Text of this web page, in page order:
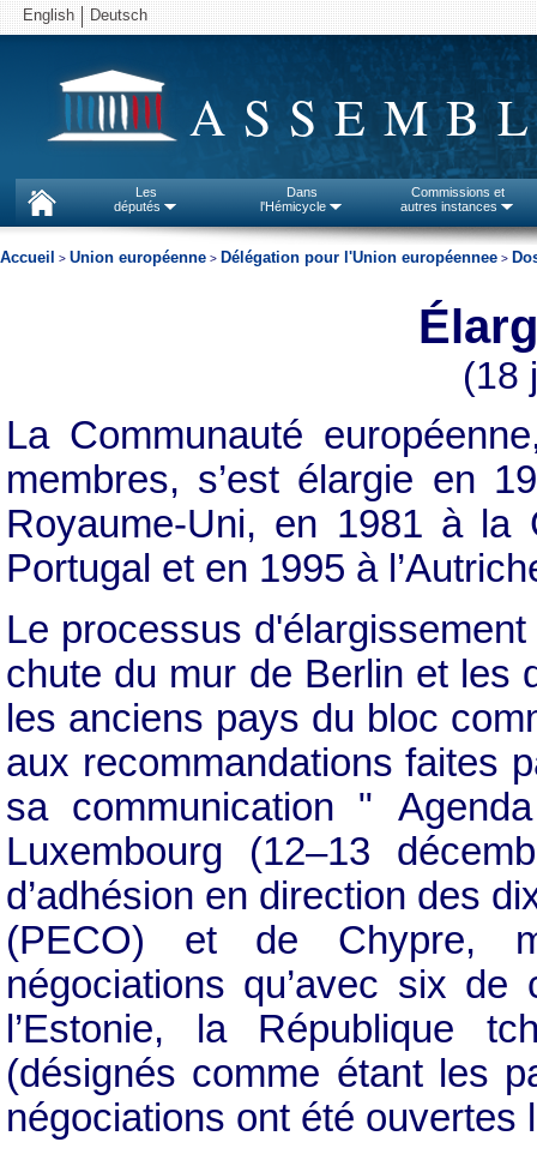
English Deutsch
Les
députés
Dans
l'Hémicycle
Commissions et
autres instances
Accueil > Union européenne > Délégation pour l'Union européennee >
(18
La Communauté
membres, s’est élargie en
Royaume-Uni, en 1981 à la
Portugal et en 1995 à
Le processus
chute du mur de Berlin et les
les anciens pays du bloc
aux recommandations faites
sa communication "
Luxembourg (12–13
d’adhésion en direction des
(PECO) et de Chypre,
négociations qu’avec six
l’Estonie, la République
(désignés comme étant les
négociations ont été ouvertes